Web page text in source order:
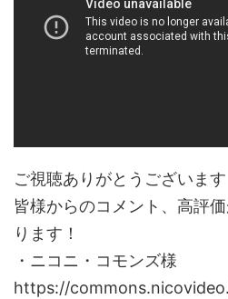
ご視聴ありがとうございます
皆様からのコメント、高評
ります！
・ニコニ・コモンズ様
https://